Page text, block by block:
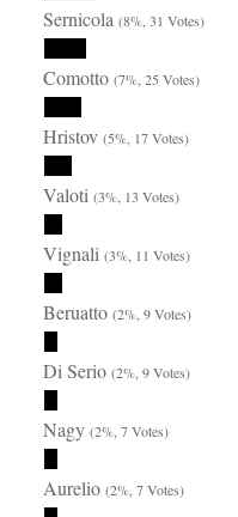
Sernicola(8%, 31 Votes)
Comotto(7%, 25 Votes)
Hristov(5%, 17 Votes)
Valoti(3%, 13 Votes)
Vignali(3%, 11 Votes)
Beruatto(2%, 9 Votes)
Di Serio(2%, 9 Votes)
Nagy(2%, 7 Votes)
Aurelio(2%, 7 Votes)